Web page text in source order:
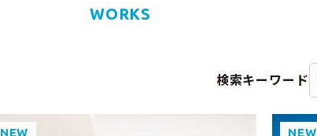
WORKS
検索キーワード
NEW NEW